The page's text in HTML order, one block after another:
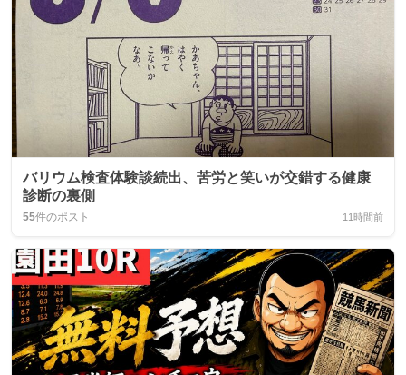
バリウム検査体験談続出、苦労と笑いが交錯する健康
診断の裏側
55件のポスト 11時間前